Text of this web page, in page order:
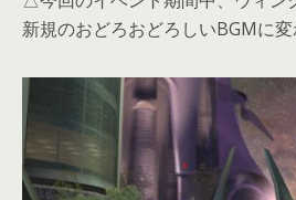
新規のおどろおどろしいBGMに変